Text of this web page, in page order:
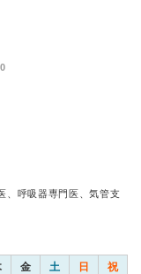
、呼吸器専門医、気管支
金 土 日 祝